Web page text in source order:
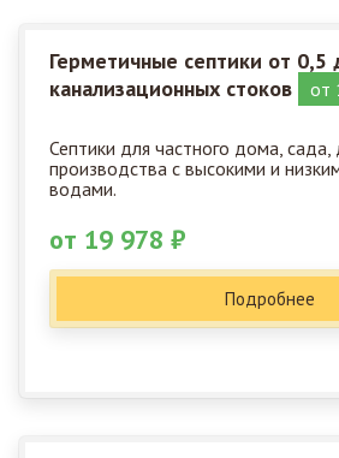
Герметичные септики от
канализационных стоков
от
Септики для частного дома, сада,
производства с высокими и
водами.
от 19 978 ₽
Подробнее